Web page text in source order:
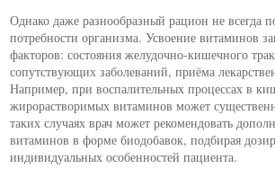
Однако даже разнообразный рацион не всегда
потребности организма. Усвоение витаминов
факторов: состояния желудочно-кишечного
сопутствующих заболеваний, приёма
Например, при воспалительных процессах в
жирорастворимых витаминов может
таких случаях врач может рекомендовать
витаминов в форме биодобавок, подбирая
индивидуальных особенностей пациента.